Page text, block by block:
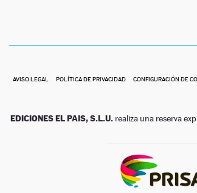
AVISO LEGAL POLÍTICA DE PRIVACIDAD CONFIGURACIÓN DE
EDICIONES EL PAIS, S.L.U. realiza una reserva